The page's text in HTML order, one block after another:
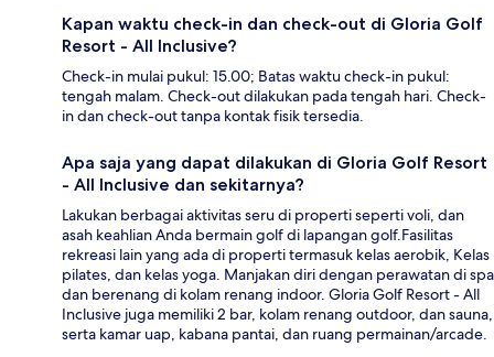
Kapan waktu check-in dan check-out di Gloria Golf
Resort - All Inclusive?
Check-in mulai pukul: 15.00; Batas waktu check-in pukul:
tengah malam. Check-out dilakukan pada tengah hari. Check-
in dan check-out tanpa kontak fisik tersedia.
Apa saja yang dapat dilakukan di Gloria Golf Resort
- All Inclusive dan sekitarnya?
Lakukan berbagai aktivitas seru di properti seperti voli, dan
asah keahlian Anda bermain golf di lapangan golf.Fasilitas
rekreasi lain yang ada di properti termasuk kelas aerobik, Kelas
pilates, dan kelas yoga. Manjakan diri dengan perawatan di spa
dan berenang di kolam renang indoor. Gloria Golf Resort - All
Inclusive juga memiliki 2 bar, kolam renang outdoor, dan sauna,
serta kamar uap, kabana pantai, dan ruang permainan/arcade.